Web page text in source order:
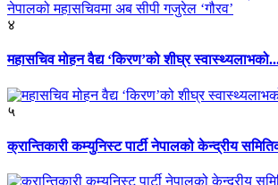
४
महासचिव मोहन वैद्य ‘किरण’को शीघ्र
५
क्रान्तिकारी कम्युनिस्ट पार्टी नेपालको केन्द्रीय